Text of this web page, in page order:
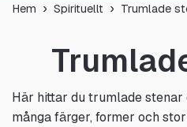
Hem Spirituellt Trumlade
Här hittar du trumlade
många färger, former och